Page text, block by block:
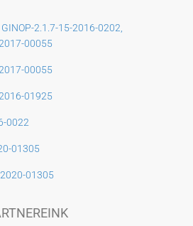
2.1.7-15-2016-0202,
00055
00055
01925
0022
01305
01305